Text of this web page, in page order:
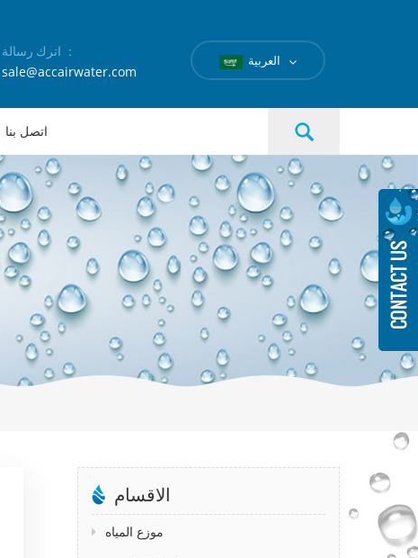
اترك رسالة ：
sale@accairwater.com
اتصل بنا
الاقسام
موزع المياه